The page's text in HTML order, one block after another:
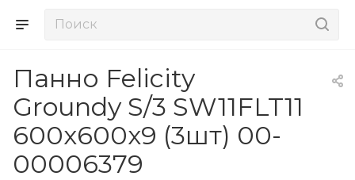
Панно Felicity
Groundy S/3 SW11FLT11
600х600х9 (3шт) 00-
00006379